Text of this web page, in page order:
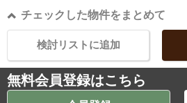
チェックした物件をまとめて
検討リストに追加
無料会員登録はこちら